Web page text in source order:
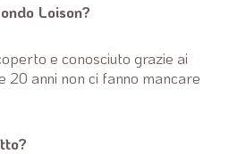
Loison?
e conosciuto grazie ai
20 anni non ci fanno mancare